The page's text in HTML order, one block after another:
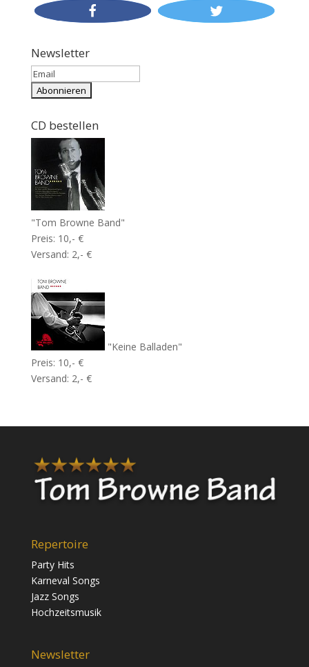
Newsletter
CD bestellen
"Tom Browne Band"
Preis: 10,- €
Versand: 2,- €
"Keine Balladen"
Preis: 10,- €
Versand: 2,- €
Repertoire
Party Hits
Karneval Songs
Jazz Songs
Hochzeitsmusik
Newsletter